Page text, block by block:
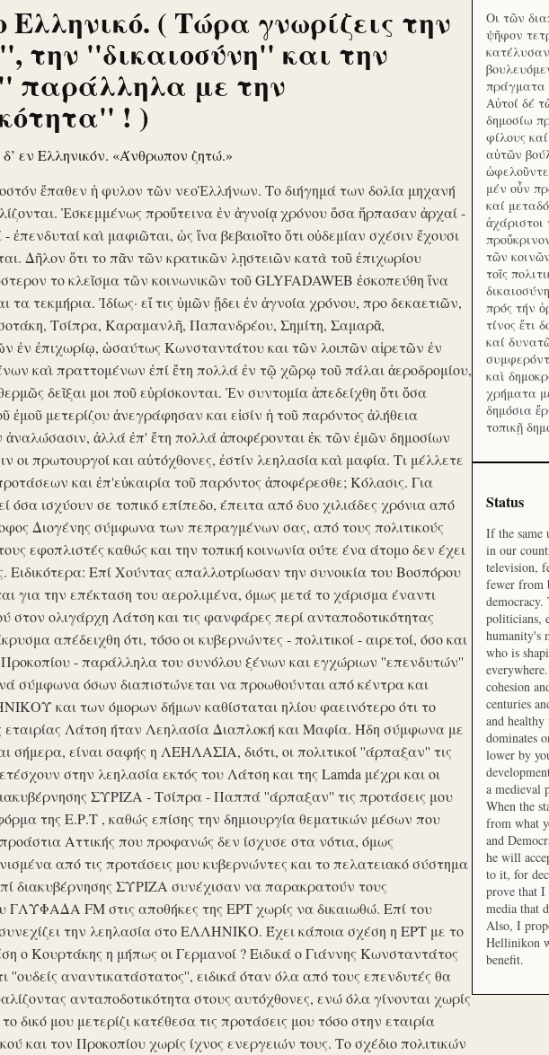
( Τώρα γνωρίζεις την
την ''δικαιοσύνη'' και την
παράλληλα με την
! )
εν Ελληνικόν. «Άνθρωπον ζητώ.»
ἔπαθεν ἡ φυλον τῶν νεοἙλλήνων. Το διήγημά των δολία μηχανή
Ἐσκεμμένως προὔτεινα ἐν ἀγνοίᾳ χρόνου ὅσα ἥρπασαν ἀρχαί -
- ἐπενδυταί καὶ μαφιῶται, ὡς ἵνα βεβαιοῖτο ὅτι οὐδεμίαν σχέσιν ἔχουσι
Δῆλον ὅτι το πᾶν τῶν κρατικῶν λῃστειῶν κατὰ τοῦ ἐπιχωρίου
το κλεῖσμα τῶν κοινωνικῶν τοῦ GLYFADAWEB ἐσκοπεύθη ἵνα
τα τεκμήρια. Ἰδίως· εἴ τις ὑμῶν ᾔδει ἐν ἀγνοία χρόνου, προ δεκαετιῶν,
Τσίπρα, Καραμανλῆ, Παπανδρέου, Σημίτη, Σαμαρᾶ,
ἐν ἐπιχωρίῳ, ὡσαύτως Κωνσταντάτου και τῶν λοιπῶν αἱρετῶν ἐν
καὶ πραττομένων ἐπί ἔτη πολλά ἐν τῷ χῶρῳ τοῦ πάλαι ἀεροδρομίου,
δεῖξαι μοι ποῦ εὑρίσκονται. Ἐν συντομία ἀπεδείχθη ὅτι ὅσα
ἐμοῦ μετερίζου ἀνεγράφησαν και εἰσίν ἡ τοῦ παρόντος ἀλήθεια
ἀναλώσασιν, ἀλλά ἐπ' ἔτη πολλά ἀποφέρονται ἐκ τῶν ἐμῶν δημοσίων
πρωτουργοί και αὐτόχθονες, ἐστίν λεηλασία καὶ μαφία. Τι μέλλετε
και ἐπ'εὐκαιρία τοῦ παρόντος ἀποφέρεσθε; Κόλασις. Για
όσα ισχύουν σε τοπικό επίπεδο, έπειτα από δυο χιλιάδες χρόνια από
Διογένης σύμφωνα των πεπραγμένων σας, από τους πολιτικούς
εφοπλιστές καθώς και την τοπική κοινωνία ούτε ένα άτομο δεν έχει
Ειδικότερα: Επί Χούντας απαλλοτρίωσαν την συνοικία του Βοσπόρου
για την επέκταση του αερολιμένα, όμως μετά το χάρισμα έναντι
στον ολιγάρχη Λάτση και τις φανφάρες περί ανταποδοτικότητας
απέδειχθη ότι, τόσο οι κυβερνώντες - πολιτικοί - αιρετοί, όσο και
- παράλληλα του συνόλου ξένων και εγχώριων ''επενδυτών''
σύμφωνα όσων διαπιστώνεται να προωθούνται από κέντρα και
και των όμορων δήμων καθίσταται ηλίου φαεινότερο ότι το
εταιρίας Λάτση ήταν Λεηλασία Διαπλοκή και Μαφία. Ήδη σύμφωνα με
σήμερα, είναι σαφής η ΛΕΗΛΑΣΙΑ, διότι, οι πολιτικοί ''άρπαξαν'' τις
στην λεηλασία εκτός του Λάτση και της Lamda μέχρι και οι
ΣΥΡΙΖΑ - Τσίπρα - Παππά ''άρπαξαν'' τις προτάσεις μου
της Ε.Ρ.Τ , καθώς επίσης την δημιουργία θεματικών μέσων που
Αττικής που προφανώς δεν ίσχυσε στα νότια, όμως
από τις προτάσεις μου κυβερνώντες και το πελατειακό σύστημα
διακυβέρνησης ΣΥΡΙΖΑ συνέχισαν να παρακρατούν τους
ΓΛΥΦΑΔΑ FM στις αποθήκες της ΕΡΤ χωρίς να δικαιωθώ. Επί του
την λεηλασία στο ΕΛΛΗΝΙΚΟ. Έχει κάποια σχέση η ΕΡΤ με το
ο Κουρτάκης η μήπως οι Γερμανοί ? Ειδικά ο Γιάννης Κωνσταντάτος
''ουδείς αναντικατάστατος'', ειδικά όταν όλα από τους επενδυτές θα
ανταποδοτικότητα στους αυτόχθονες, ενώ όλα γίνονται χωρίς
δικό μου μετερίζι κατέθεσα τις προτάσεις μου τόσο στην εταιρία
και τον Προκοπίου χωρίς ίχνος ενεργειών τους. Το σχέδιο πολιτικών
Οι τῶν
ψῆφον
πράγματα
Αὐτοί δέ
δημοσίω
φίλους
αὑτῶν
μέν οὖν
καί
τῶν
τοῖς
πρός τήν
τίνος ἔτι
καί
καὶ
χρήματα
δημόσια
τοπικῇ
Status
If the same
in our
television,
fewer from
democracy.
politicians,
humanity's
who is
cohesion
centuries
and
dominates
lower by
a medieval
When the
from what
and
he will
to it, for
prove that I
media that
Also, I
Hellinikon
benefit.